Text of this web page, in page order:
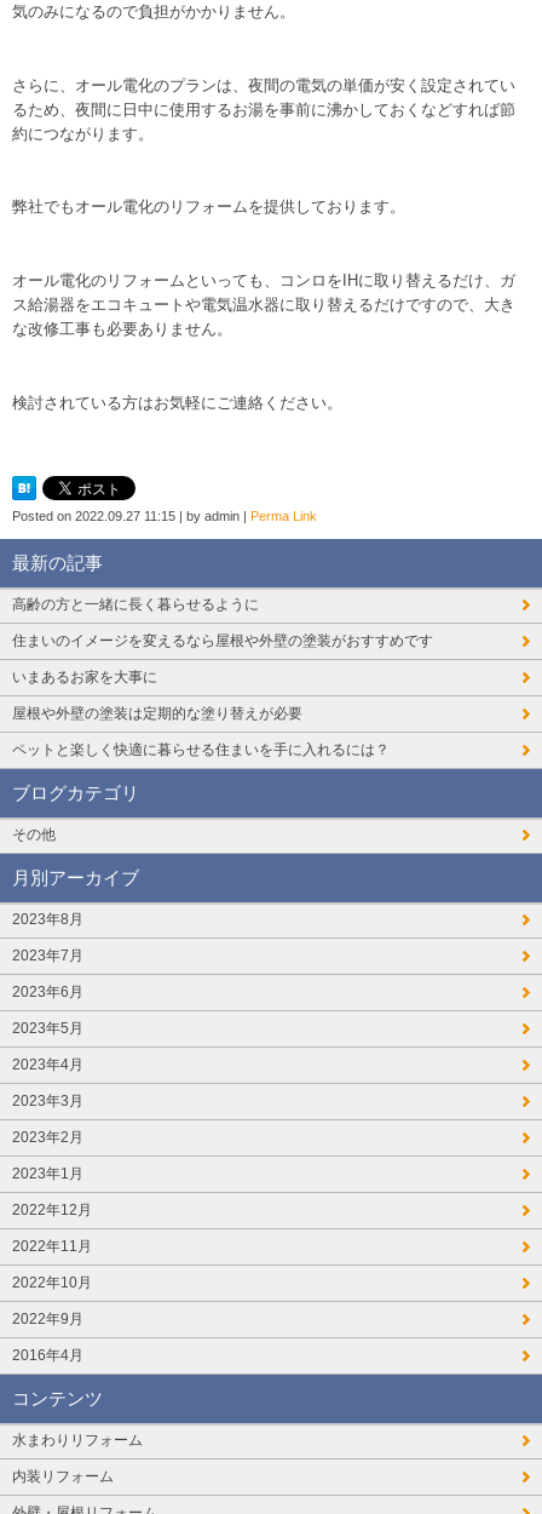
気のみになるので負担がかかりません。
さらに、オール電化のプランは、夜間の電気の単価が安く設定されてい
るため、夜間に日中に使用するお湯を事前に沸かしておくなどすれば節
約につながります。
弊社でもオール電化のリフォームを提供しております。
オール電化のリフォームといっても、コンロをIHに取り替えるだけ、ガ
ス給湯器をエコキュートや電気温水器に取り替えるだけですので、大き
な改修工事も必要ありません。
検討されている方はお気軽にご連絡ください。
Posted on 2022.09.27 11:15 | by admin | Perma Link
最新の記事
高齢の方と一緒に長く暮らせるように
住まいのイメージを変えるなら屋根や外壁の塗装がおすすめです
いまあるお家を大事に
屋根や外壁の塗装は定期的な塗り替えが必要
ペットと楽しく快適に暮らせる住まいを手に入れるには？
ブログカテゴリ
その他
月別アーカイブ
2023年8月
2023年7月
2023年6月
2023年5月
2023年4月
2023年3月
2023年2月
2023年1月
2022年12月
2022年11月
2022年10月
2022年9月
2016年4月
コンテンツ
水まわりリフォーム
内装リフォーム